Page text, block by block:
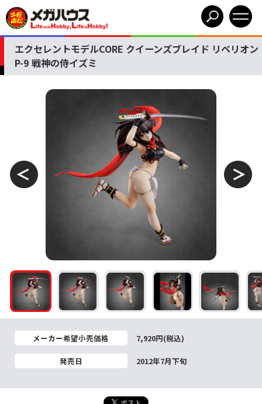
エクセレントモデルCORE クイーンズブレイド リベリオン
P-9 戦神の侍イズミ
メーカー希望小売価格 7,920円(税込)
発売日 2012年7月下旬